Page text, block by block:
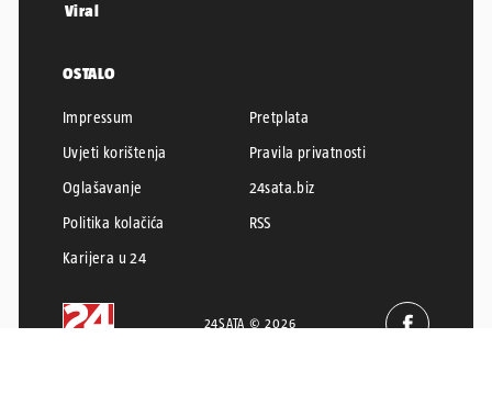
Viral
OSTALO
Impressum
Pretplata
Uvjeti korištenja
Pravila privatnosti
Oglašavanje
24sata.biz
Politika kolačića
RSS
Karijera u 24
24SATA © 2026